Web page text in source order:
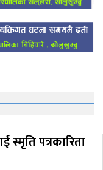
स्मृति पत्रकारिता